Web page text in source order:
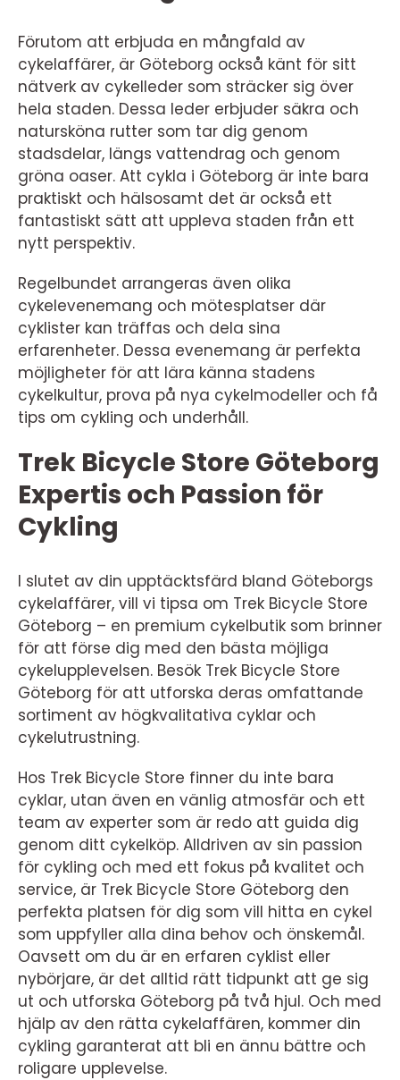
Förutom att erbjuda en mångfald av
cykelaffärer, är Göteborg också känt för sitt
nätverk av cykelleder som sträcker sig över
hela staden. Dessa leder erbjuder säkra och
natursköna rutter som tar dig genom
stadsdelar, längs vattendrag och genom
gröna oaser. Att cykla i Göteborg är inte bara
praktiskt och hälsosamt det är också ett
fantastiskt sätt att uppleva staden från ett
nytt perspektiv.
Regelbundet arrangeras även olika
cykelevenemang och mötesplatser där
cyklister kan träffas och dela sina
erfarenheter. Dessa evenemang är perfekta
möjligheter för att lära känna stadens
cykelkultur, prova på nya cykelmodeller och få
tips om cykling och underhåll.
Trek Bicycle Store Göteborg
Expertis och Passion för
Cykling
I slutet av din upptäcktsfärd bland Göteborgs
cykelaffärer, vill vi tipsa om Trek Bicycle Store
Göteborg – en premium cykelbutik som brinner
för att förse dig med den bästa möjliga
cykelupplevelsen. Besök Trek Bicycle Store
Göteborg för att utforska deras omfattande
sortiment av högkvalitativa cyklar och
cykelutrustning.
Hos Trek Bicycle Store finner du inte bara
cyklar, utan även en vänlig atmosfär och ett
team av experter som är redo att guida dig
genom ditt cykelköp. Alldriven av sin passion
för cykling och med ett fokus på kvalitet och
service, är Trek Bicycle Store Göteborg den
perfekta platsen för dig som vill hitta en cykel
som uppfyller alla dina behov och önskemål.
Oavsett om du är en erfaren cyklist eller
nybörjare, är det alltid rätt tidpunkt att ge sig
ut och utforska Göteborg på två hjul. Och med
hjälp av den rätta cykelaffären, kommer din
cykling garanterat att bli en ännu bättre och
roligare upplevelse.